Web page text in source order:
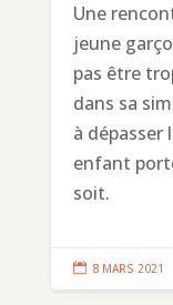
Une
jeune
pas être
dans sa
à dépasser
enfant
soit.
 8 MARS 2021